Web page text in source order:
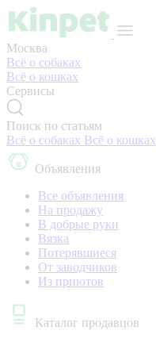
Москва
Всё о собаках
Всё о кошках
Сервисы
Поиск по статьям
Всё о собаках Всё о кошках
Объявления
Все объявления
На продажу
В добрые руки
Вязка
Потерявшиеся
От заводчиков
Из приютов
Каталог продавцов